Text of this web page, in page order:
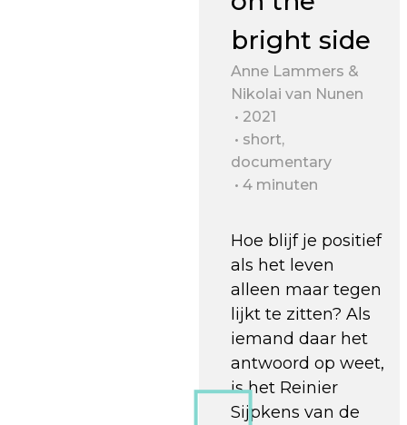
bright side
Anne Lammers &
Nikolai van Nunen
2021
short,
documentary
4 minuten
Hoe blijf je positief
als het leven
alleen maar tegen
lijkt te zitten? Als
iemand daar het
antwoord op weet,
is het Reinier
Sijpkens van de